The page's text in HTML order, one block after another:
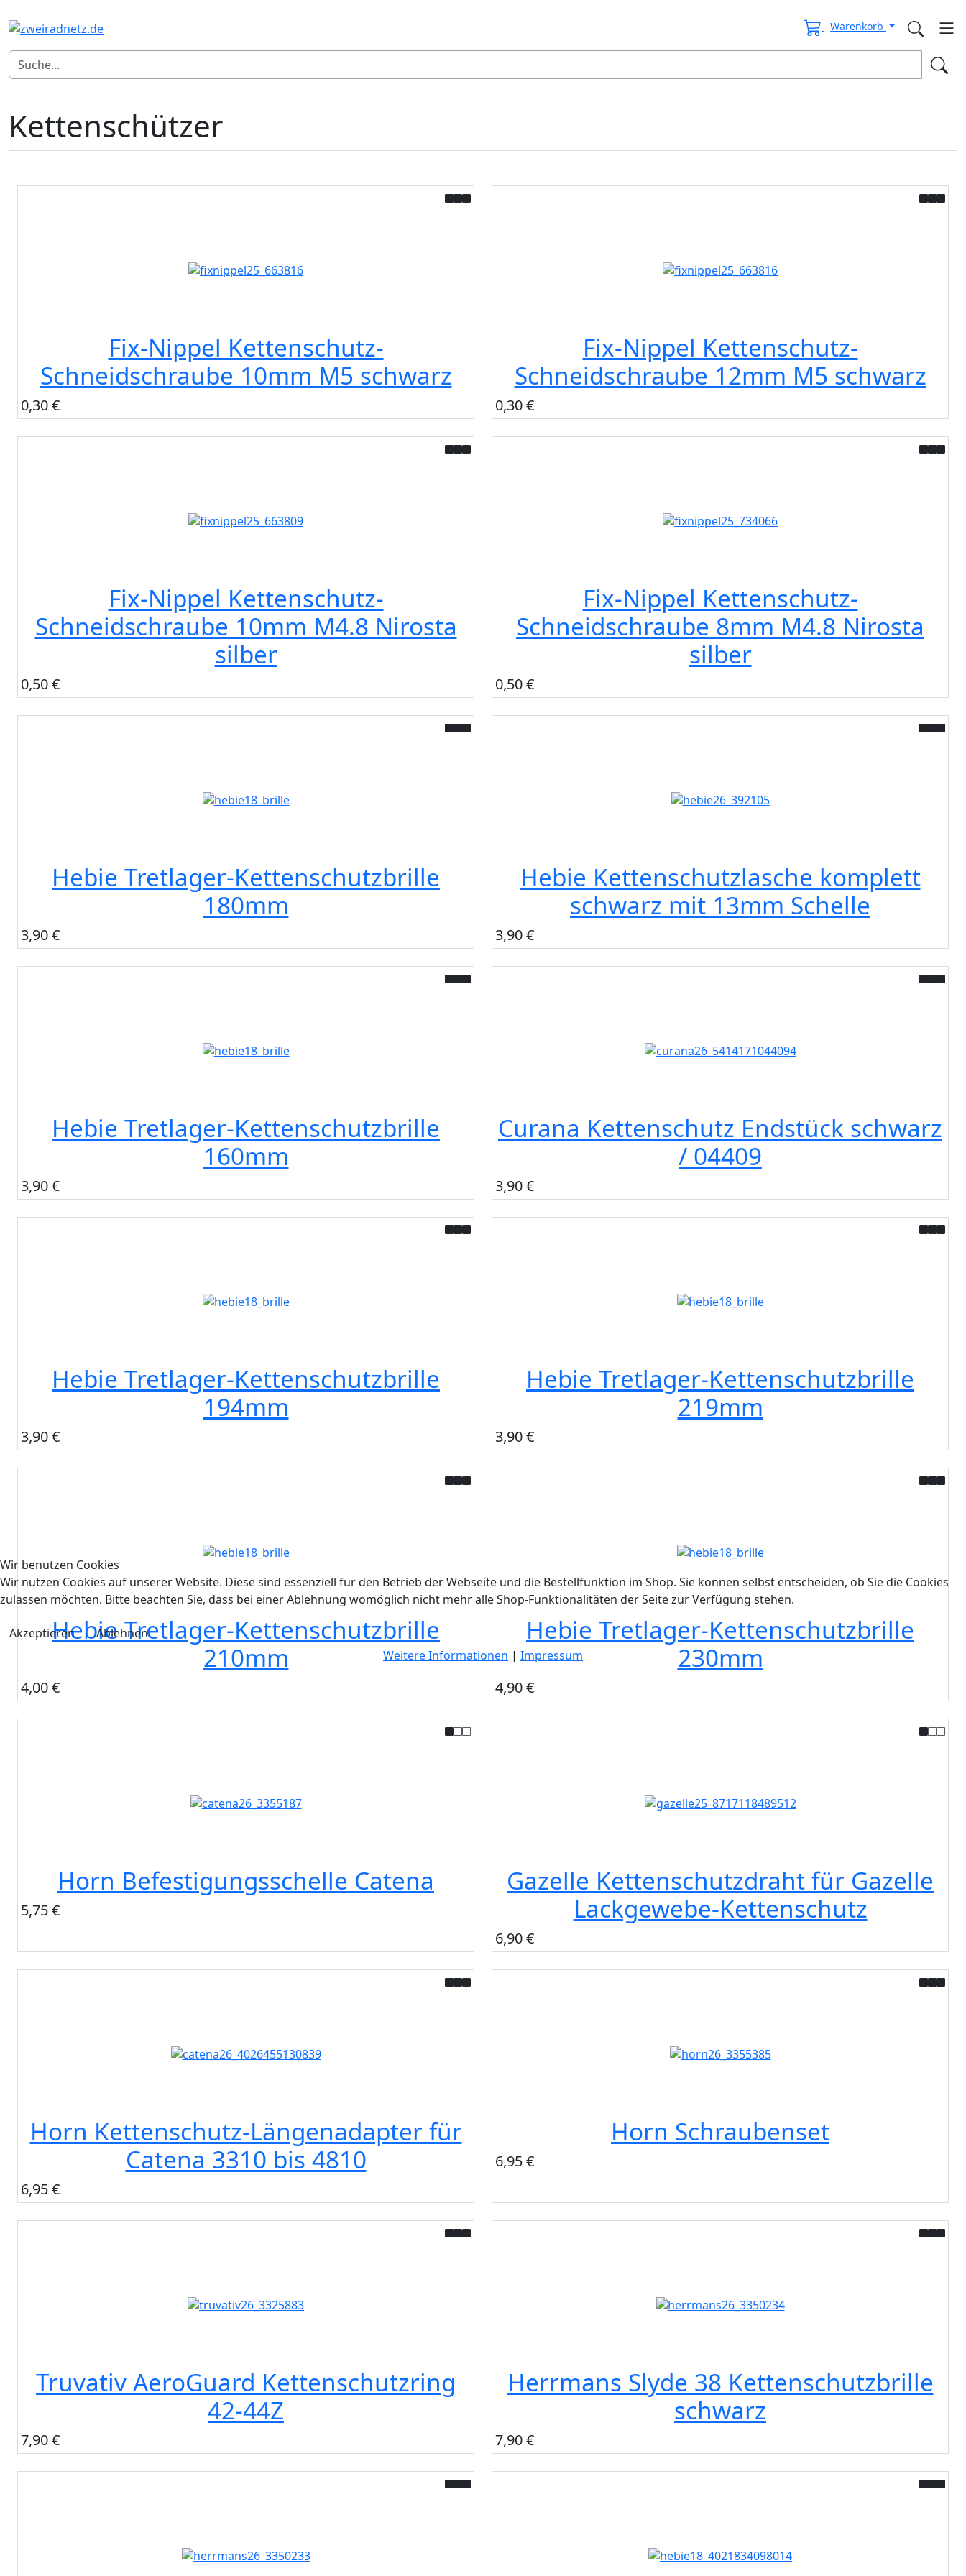
Warenkorb
Kettenschützer
Fix-Nippel Kettenschutz-
Schneidschraube 10mm M5 schwarz
0,30 €
Fix-Nippel Kettenschutz-
Schneidschraube 12mm M5 schwarz
0,30 €
Fix-Nippel Kettenschutz-
Schneidschraube 10mm M4.8 Nirosta
silber
0,50 €
Fix-Nippel Kettenschutz-
Schneidschraube 8mm M4.8 Nirosta
silber
0,50 €
Hebie Tretlager-Kettenschutzbrille
180mm
3,90 €
Hebie Kettenschutzlasche komplett
schwarz mit 13mm Schelle
3,90 €
Hebie Tretlager-Kettenschutzbrille
160mm
3,90 €
Curana Kettenschutz Endstück schwarz
/ 04409
3,90 €
Hebie Tretlager-Kettenschutzbrille
194mm
3,90 €
Hebie Tretlager-Kettenschutzbrille
219mm
3,90 €
Hebie Tretlager-Kettenschutzbrille
210mm
4,00 €
Hebie Tretlager-Kettenschutzbrille
230mm
4,90 €
Horn Befestigungsschelle Catena
5,75 €
Gazelle Kettenschutzdraht für Gazelle
Lackgewebe-Kettenschutz
6,90 €
Horn Kettenschutz-Längenadapter für
Catena 3310 bis 4810
6,95 €
Horn Schraubenset
6,95 €
Truvativ AeroGuard Kettenschutzring
42-44Z
7,90 €
Herrmans Slyde 38 Kettenschutzbrille
schwarz
7,90 €
Wir benutzen Cookies
Wir nutzen Cookies auf unserer Website. Diese sind essenziell für den Betrieb der Webseite und die Bestellfunktion im Shop. Sie können selbst entscheiden, ob Sie die Cookies
zulassen möchten. Bitte beachten Sie, dass bei einer Ablehnung womöglich nicht mehr alle Shop-Funktionalitäten der Seite zur Verfügung stehen.
Akzeptieren
Ablehnen
Weitere Informationen | Impressum